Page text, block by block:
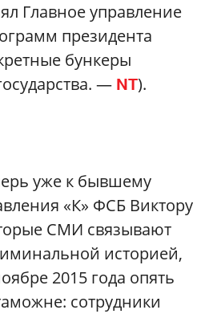
Главное управление
президента
бункеры
— NT).
уже к бывшему
«К» ФСБ Виктору
СМИ связывают
историей,
2015 года опять
сотрудники